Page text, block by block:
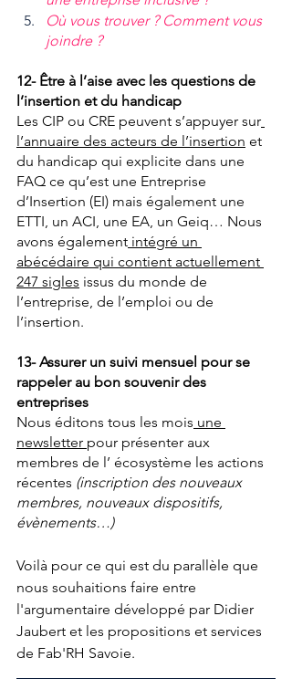
Où vous trouver ? Comment vous
joindre ?
12- Être à l’aise avec les questions de
l’insertion et du handicap
Les CIP ou CRE peuvent s’appuyer sur
l’annuaire des acteurs de l’insertion et
du handicap qui explicite dans une
FAQ ce qu’est une Entreprise
d’Insertion (EI) mais également une
ETTI, un ACI, une EA, un Geiq… Nous
avons également intégré un
abécédaire qui contient actuellement
247 sigles issus du monde de
l’entreprise, de l’emploi ou de
l’insertion.
13- Assurer un suivi mensuel pour se
rappeler au bon souvenir des
entreprises
Nous éditons tous les mois une
newsletter pour présenter aux
membres de l’ écosystème les actions
récentes (inscription des nouveaux
membres, nouveaux dispositifs,
évènements…)
Voilà pour ce qui est du parallèle que
nous souhaitions faire entre
l'argumentaire développé par Didier
Jaubert et les propositions et services
de Fab'RH Savoie.